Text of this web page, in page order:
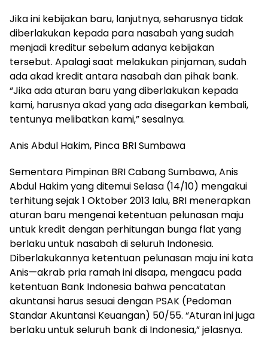
Jika ini kebijakan baru, lanjutnya, seharusnya tidak
diberlakukan kepada para nasabah yang sudah
menjadi kreditur sebelum adanya kebijakan
tersebut. Apalagi saat melakukan pinjaman, sudah
ada akad kredit antara nasabah dan pihak bank.
“Jika ada aturan baru yang diberlakukan kepada
kami, harusnya akad yang ada disegarkan kembali,
tentunya melibatkan kami,” sesalnya.
Anis Abdul Hakim, Pinca BRI Sumbawa
Sementara Pimpinan BRI Cabang Sumbawa, Anis
Abdul Hakim yang ditemui Selasa (14/10) mengakui
terhitung sejak 1 Oktober 2013 lalu, BRI menerapkan
aturan baru mengenai ketentuan pelunasan maju
untuk kredit dengan perhitungan bunga flat yang
berlaku untuk nasabah di seluruh Indonesia.
Diberlakukannya ketentuan pelunasan maju ini kata
Anis—akrab pria ramah ini disapa, mengacu pada
ketentuan Bank Indonesia bahwa pencatatan
akuntansi harus sesuai dengan PSAK (Pedoman
Standar Akuntansi Keuangan) 50/55. “Aturan ini juga
berlaku untuk seluruh bank di Indonesia,” jelasnya.